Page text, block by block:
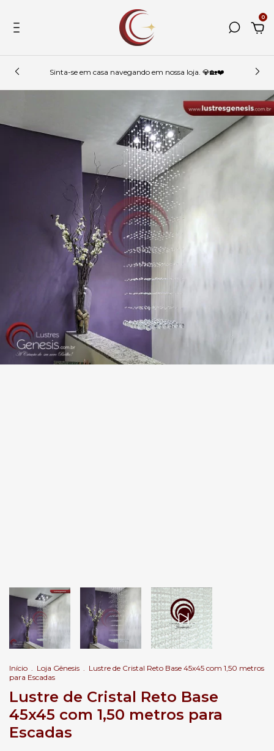
0
Sinta-se em casa navegando em nossa loja. 💎🏡❤️
Início . Loja Gênesis . Lustre de Cristal Reto Base 45x45 com 1,50 metros
para Escadas
Lustre de Cristal Reto Base
45x45 com 1,50 metros para
Escadas